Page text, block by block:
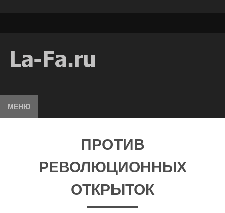
МЕНЮ
ПРОТИВ
РЕВОЛЮЦИОННЫХ
ОТКРЫТОК